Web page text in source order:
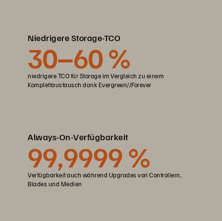
Niedrigere Storage-TCO
30–60 %
niedrigere TCO für Storage im Vergleich zu einem
Komplettaustausch dank Evergreen//Forever
Always-On-Verfügbarkeit
99,9999 %
Verfügbarkeit auch während Upgrades von Controllern,
Blades und Medien